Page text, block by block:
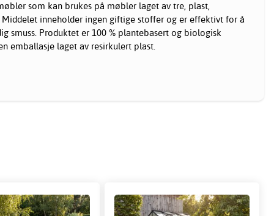
som kan brukes på møbler laget av tre, plast,
inneholder ingen giftige stoffer og er effektivt for å
smuss. Produktet er 100 % plantebasert og biologisk
emballasje laget av resirkulert plast.